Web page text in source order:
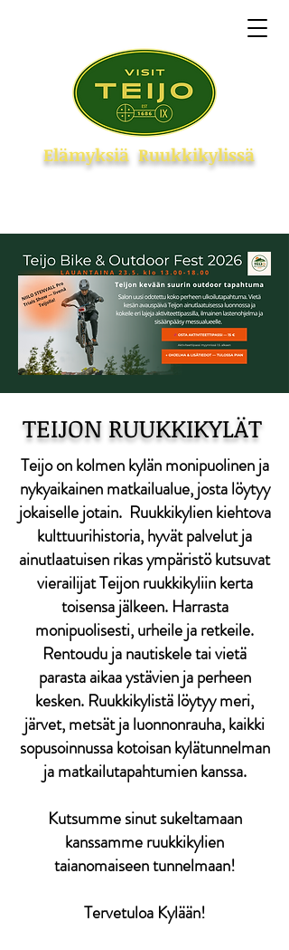
Elämyksiä Ruukkikylissä
TEIJON RUUKKIKYLÄT
Teijo on kolmen kylän monipuolinen ja
nykyaikainen matkailualue, josta löytyy
jokaiselle jotain. Ruukkikylien kiehtova
kulttuurihistoria, hyvät palvelut ja
ainutlaatuisen rikas ympäristö kutsuvat
vierailijat Teijon ruukkikyliin kerta
toisensa jälkeen. Harrasta
monipuolisesti, urheile ja retkeile.
Rentoudu ja nautiskele tai vietä
parasta aikaa ystävien ja perheen
kesken. Ruukkikylistä löytyy meri,
järvet, metsät ja luonnonrauha, kaikki
sopusoinnussa kotoisan kylätunnelman
ja matkailutapahtumien kanssa.
Kutsumme sinut sukeltamaan
kanssamme ruukkikylien
taianomaiseen tunnelmaan!
Tervetuloa Kylään!